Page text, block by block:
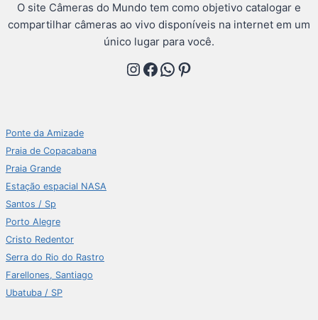
O site Câmeras do Mundo tem como objetivo catalogar e
compartilhar câmeras ao vivo disponíveis na internet em um
único lugar para você.
Instagram
Facebook
WhatsApp
Pinterest
Ponte da Amizade
Praia de Copacabana
Praia Grande
Estação espacial NASA
Santos / Sp
Porto Alegre
Cristo Redentor
Serra do Rio do Rastro
Farellones, Santiago
Ubatuba / SP